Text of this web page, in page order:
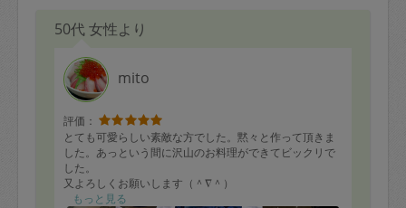
50代 女性より
mito
評価：
とても可愛らしい素敵な方でした。黙々と作って頂きま
した。あっという間に沢山のお料理ができてビックリで
した。
又よろしくお願いします（＾∇＾）
もっと見る